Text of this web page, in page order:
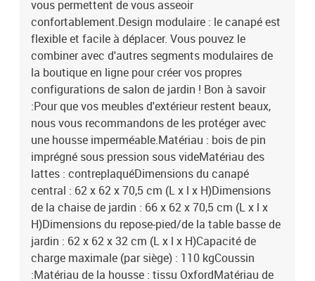
vous permettent de vous asseoir
confortablement.Design modulaire : le canapé est
flexible et facile à déplacer. Vous pouvez le
combiner avec d'autres segments modulaires de
la boutique en ligne pour créer vos propres
configurations de salon de jardin ! Bon à savoir
:Pour que vos meubles d'extérieur restent beaux,
nous vous recommandons de les protéger avec
une housse imperméable.Matériau : bois de pin
imprégné sous pression sous videMatériau des
lattes : contreplaquéDimensions du canapé
central : 62 x 62 x 70,5 cm (L x l x H)Dimensions
de la chaise de jardin : 66 x 62 x 70,5 cm (L x l x
H)Dimensions du repose-pied/de la table basse de
jardin : 62 x 62 x 32 cm (L x l x H)Capacité de
charge maximale (par siège) : 110 kgCoussin
:Matériau de la housse : tissu OxfordMatériau de